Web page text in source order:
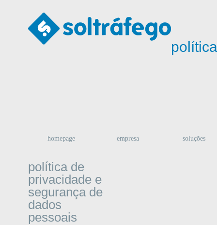
homepage empresa soluções
política de
privacidade e
segurança de
dados
pessoais